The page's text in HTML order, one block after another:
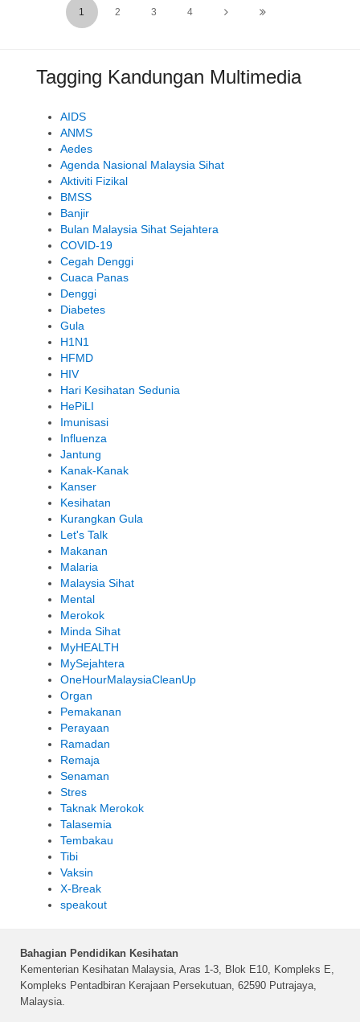
1 2 3 4
Tagging Kandungan Multimedia
AIDS
ANMS
Aedes
Agenda Nasional Malaysia Sihat
Aktiviti Fizikal
BMSS
Banjir
Bulan Malaysia Sihat Sejahtera
COVID-19
Cegah Denggi
Cuaca Panas
Denggi
Diabetes
Gula
H1N1
HFMD
HIV
Hari Kesihatan Sedunia
HePiLI
Imunisasi
Influenza
Jantung
Kanak-Kanak
Kanser
Kesihatan
Kurangkan Gula
Let's Talk
Makanan
Malaria
Malaysia Sihat
Mental
Merokok
Minda Sihat
MyHEALTH
MySejahtera
OneHourMalaysiaCleanUp
Organ
Pemakanan
Perayaan
Ramadan
Remaja
Senaman
Stres
Taknak Merokok
Talasemia
Tembakau
Tibi
Vaksin
X-Break
speakout
Bahagian Pendidikan Kesihatan
Kementerian Kesihatan Malaysia, Aras 1-3, Blok E10, Kompleks E,
Kompleks Pentadbiran Kerajaan Persekutuan, 62590 Putrajaya,
Malaysia.